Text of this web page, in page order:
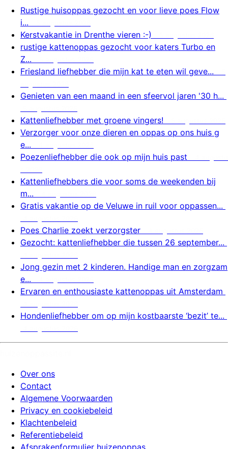
Rustige huisoppas gezocht en voor lieve poes Flow
i...
Kerstvakantie in Drenthe vieren :-)
rustige kattenoppas gezocht voor katers Turbo en
Z...
Friesland liefhebber die mijn kat te eten wil geve...
Genieten van een maand in een sfeervol jaren '30 h...
Kattenliefhebber met groene vingers!
Verzorger voor onze dieren en oppas op ons huis g
e...
Poezenliefhebber die ook op mijn huis past
Kattenliefhebbers die voor soms de weekenden bij
m...
Gratis vakantie op de Veluwe in ruil voor oppassen...
Poes Charlie zoekt verzorgster
Gezocht: kattenliefhebber die tussen 26 september...
Jong gezin met 2 kinderen. Handige man en zorgzam
e...
Ervaren en enthousiaste kattenoppas uit Amsterdam
Hondenliefhebber om op mijn kostbaarste ‘bezit’ te...
Over ons
Contact
Algemene Voorwaarden
Privacy en cookiebeleid
Klachtenbeleid
Referentiebeleid
Afsprakenformulier huizenoppas